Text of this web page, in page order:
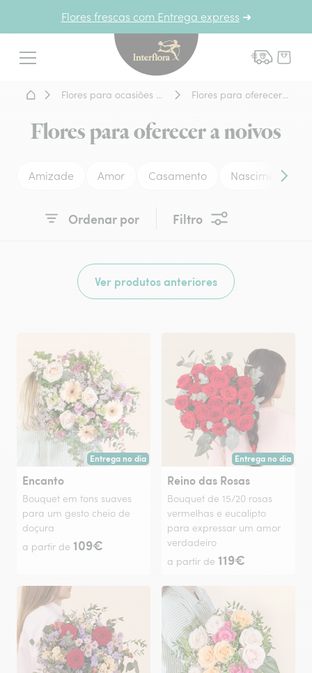
Flores frescas com Entrega express ➜
Menu
Interflora - entrega de
Home - Entrega de flores
Flores para oferecer a noivos
Amizade Amor Casamento Nascimento
Ordenar por Filtro
Ver produtos anteriores
Entrega no dia
Entrega hoje ou na data à tua escolha.
Encanto
Bouquet em tons suaves
para um gesto cheio de
doçura
a partir de 109€
Entrega no dia
Entrega hoje ou na
Reino das Rosas
Bouquet de 15/20 rosas
vermelhas e eucalipto
para expressar um amor
verdadeiro
a partir de 119€